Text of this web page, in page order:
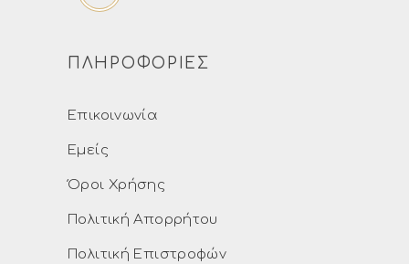
ΠΛΗΡΟΦΟΡΙΕΣ
Επικοινωνία
Εμείς
Όροι Χρήσης
Πολιτική Απορρήτου
Πολιτική Επιστροφών